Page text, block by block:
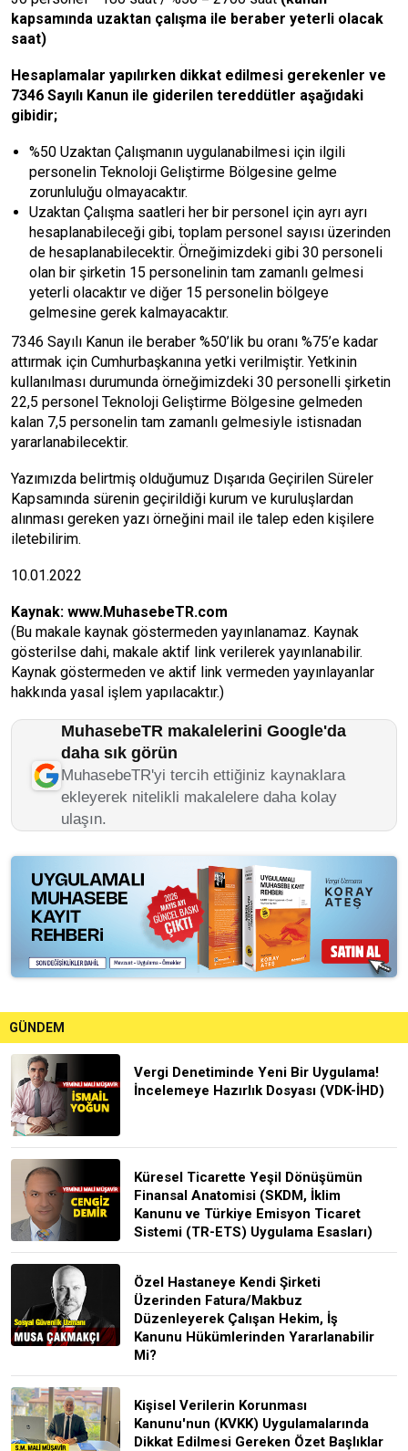
kapsamında uzaktan çalışma ile beraber yeterli olacak
saat)
Hesaplamalar yapılırken dikkat edilmesi gerekenler ve
7346 Sayılı Kanun ile giderilen tereddütler aşağıdaki
gibidir;
%50 Uzaktan Çalışmanın uygulanabilmesi için ilgili
personelin Teknoloji Geliştirme Bölgesine gelme
zorunluluğu olmayacaktır.
Uzaktan Çalışma saatleri her bir personel için ayrı ayrı
hesaplanabileceği gibi, toplam personel sayısı üzerinden
de hesaplanabilecektir. Örneğimizdeki gibi 30 personeli
olan bir şirketin 15 personelinin tam zamanlı gelmesi
yeterli olacaktır ve diğer 15 personelin bölgeye
gelmesine gerek kalmayacaktır.
7346 Sayılı Kanun ile beraber %50’lik bu oranı %75’e kadar
attırmak için Cumhurbaşkanına yetki verilmiştir. Yetkinin
kullanılması durumunda örneğimizdeki 30 personelli şirketin
22,5 personel Teknoloji Geliştirme Bölgesine gelmeden
kalan 7,5 personelin tam zamanlı gelmesiyle istisnadan
yararlanabilecektir.
Yazımızda belirtmiş olduğumuz Dışarıda Geçirilen Süreler
Kapsamında sürenin geçirildiği kurum ve kuruluşlardan
alınması gereken yazı örneğini mail ile talep eden kişilere
iletebilirim.
10.01.2022
Kaynak: www.MuhasebeTR.com
(Bu makale kaynak göstermeden yayınlanamaz. Kaynak
gösterilse dahi, makale aktif link verilerek yayınlanabilir.
Kaynak göstermeden ve aktif link vermeden yayınlayanlar
hakkında yasal işlem yapılacaktır.)
MuhasebeTR makalelerini Google'da
daha sık görün
MuhasebeTR'yi tercih ettiğiniz kaynaklara
ekleyerek nitelikli makalelere daha kolay
ulaşın.
GÜNDEM
Vergi Denetiminde Yeni Bir Uygulama!
İncelemeye Hazırlık Dosyası (VDK-İHD)
Küresel Ticarette Yeşil Dönüşümün
Finansal Anatomisi (SKDM, İklim
Kanunu ve Türkiye Emisyon Ticaret
Sistemi (TR-ETS) Uygulama Esasları)
Özel Hastaneye Kendi Şirketi
Üzerinden Fatura/Makbuz
Düzenleyerek Çalışan Hekim, İş
Kanunu Hükümlerinden Yararlanabilir
Mi?
Kişisel Verilerin Korunması
Kanunu'nun (KVKK) Uygulamalarında
Dikkat Edilmesi Gereken Özet Başlıklar